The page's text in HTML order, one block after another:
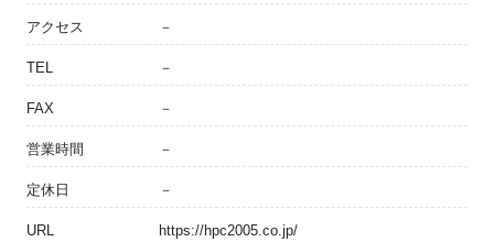
アクセス －
TEL －
FAX －
営業時間 －
定休日 －
URL https://hpc2005.co.jp/